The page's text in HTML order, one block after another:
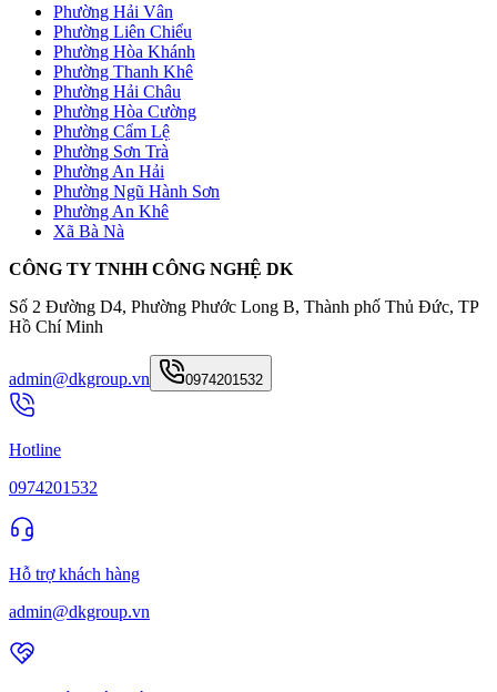
Phường Hải Vân
Phường Liên Chiểu
Phường Hòa Khánh
Phường Thanh Khê
Phường Hải Châu
Phường Hòa Cường
Phường Cẩm Lệ
Phường Sơn Trà
Phường An Hải
Phường Ngũ Hành Sơn
Phường An Khê
Xã Bà Nà
CÔNG TY TNHH CÔNG NGHỆ DK
Số 2 Đường D4, Phường Phước Long B, Thành phố Thủ Đức, TP
Hồ Chí Minh
admin@dkgroup.vn 0974201532
Hotline
0974201532
Hỗ trợ khách hàng
admin@dkgroup.vn